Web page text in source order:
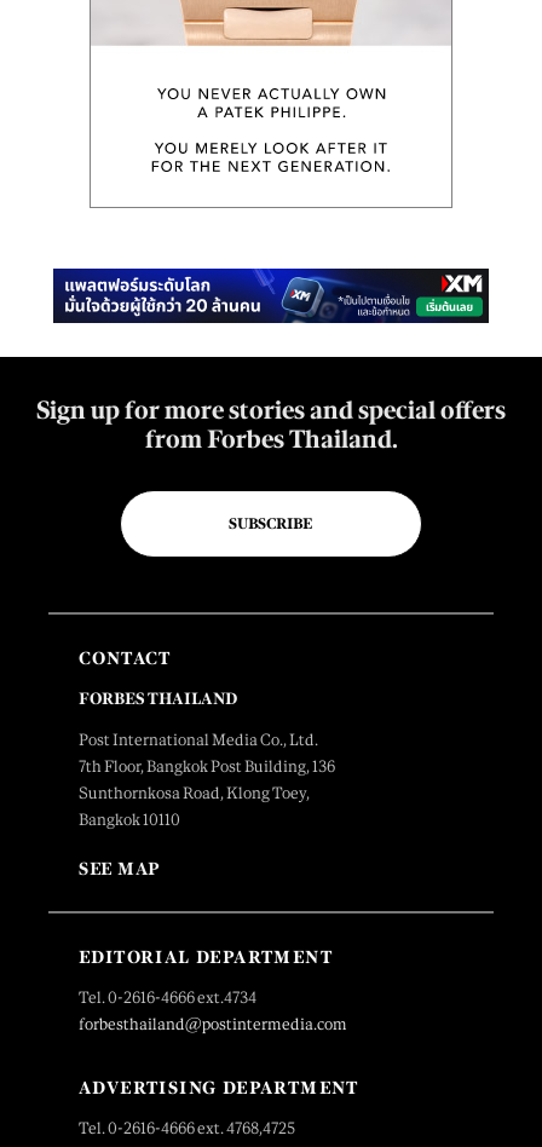
Sign up for more stories and special offers
from Forbes Thailand.
SUBSCRIBE
CONTACT
FORBES THAILAND
Post International Media Co., Ltd.
7th Floor, Bangkok Post Building, 136
Sunthornkosa Road, Klong Toey,
Bangkok 10110
SEE MAP
EDITORIAL DEPARTMENT
Tel. 0-2616-4666 ext.4734
forbesthailand@postintermedia.com
ADVERTISING DEPARTMENT
Tel. 0-2616-4666 ext. 4768,4725